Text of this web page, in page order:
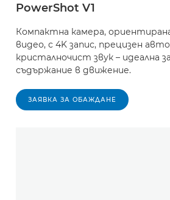
PowerShot V1
Компактна камера,
видео, с 4K запис, прецизен
кристалночист звук – идеална
съдържание в движение.
ЗАЯВКА ЗА ОБАЖДАНЕ